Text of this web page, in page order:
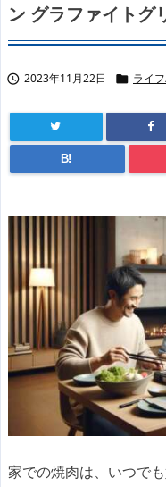
ン グラファイトグ
 2023年11月22日  ライ
B!
家での焼肉は、いつで